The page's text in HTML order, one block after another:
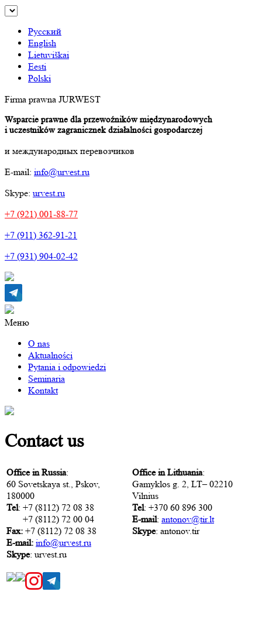
Русский
English
Lietuviškai
Eesti
Polski
Firma prawna JURWEST
Wsparcie prawne dla przewoźników międzynarodowych
i uczestników zagranicznek działalności gospodarczej
и международных перевозчиков
E-mail: info@urvest.ru
Skype: urvest.ru
+7 (921) 001-88-77
+7 (911) 362-91-21
+7 (931) 904-02-42
Меню
O nas
Aktualności
Pytania i odpowiedzi
Seminaria
Kontakt
Сontact us
Office in Russia:
60 Sovetskaya st., Pskov,
180000
Tel: +7 (8112) 72 08 38
+7 (8112) 72 00 04
Fax: +7 (8112) 72 08 38
E-mail: info@urvest.ru
Skype: urvest.ru
Office in Lithuania:
Gamyklos g. 2, LT– 02210
Vilnius
Tel: +370 60 896 300
E-mail: antonov@tir.lt
Skype: antonov.tir